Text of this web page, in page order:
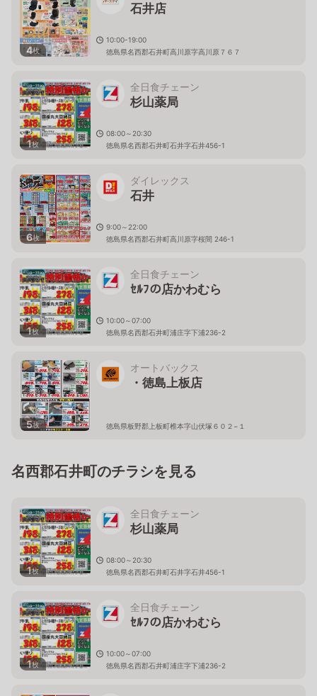
4枚
石井店
10:00-19:00
徳島県名西郡石井町高川原字高川原７６７
1枚
全日食チェーン
杉山薬局
08:00～20:30
徳島県名西郡石井町石井字石井456-1
6枚
ダイレックス
石井
9:00～22:00
徳島県名西郡石井町高川原字桜間 246-1
1枚
全日食チェーン
ｾﾙﾌの店かわむら
10:00～07:00
徳島県名西郡石井町浦庄字下浦236-2
5枚
オートバックス
・徳島上板店
徳島県板野郡上板町椎本字山伏塚６０２−１
名西郡石井町のチラシを見る
1枚
全日食チェーン
杉山薬局
08:00～20:30
徳島県名西郡石井町石井字石井456-1
1枚
全日食チェーン
ｾﾙﾌの店かわむら
10:00～07:00
徳島県名西郡石井町浦庄字下浦236-2